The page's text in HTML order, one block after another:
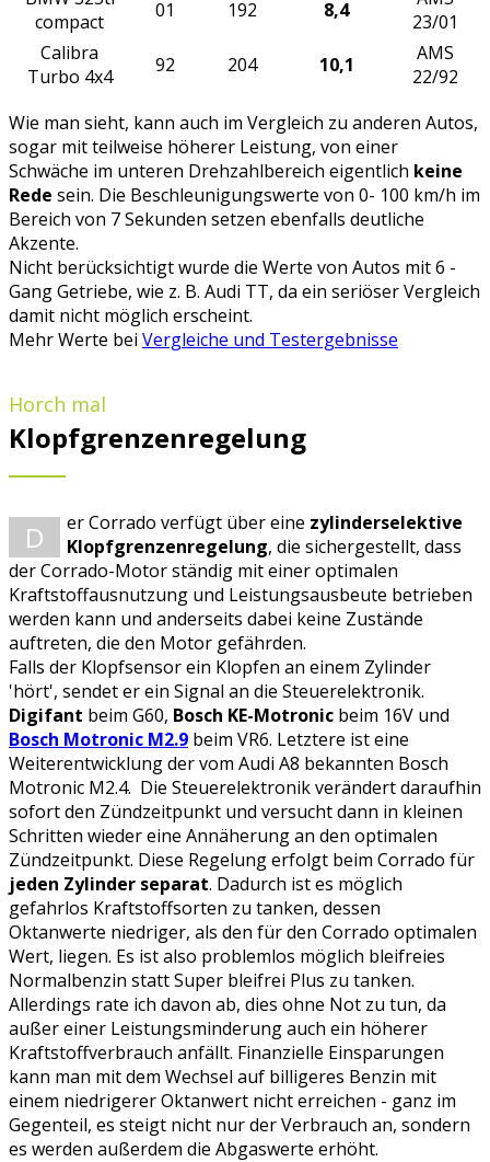
compact
01 192 8,4
23/01
Calibra
Turbo 4x4
92 204 10,1
AMS
22/92
Wie man sieht, kann auch im Vergleich zu anderen Autos,
sogar mit teilweise höherer Leistung, von einer
Schwäche im unteren Drehzahlbereich eigentlich keine
Rede sein. Die Beschleunigungswerte von 0- 100 km/h im
Bereich von 7 Sekunden setzen ebenfalls deutliche
Akzente.
Nicht berücksichtigt wurde die Werte von Autos mit 6 -
Gang Getriebe, wie z. B. Audi TT, da ein seriöser Vergleich
damit nicht möglich erscheint.
Mehr Werte bei Vergleiche und Testergebnisse
Horch mal
Klopfgrenzenregelung
D er Corrado verfügt über eine zylinderselektive
Klopfgrenzenregelung, die sichergestellt, dass
der Corrado-Motor ständig mit einer optimalen
Kraftstoffausnutzung und Leistungsausbeute betrieben
werden kann und anderseits dabei keine Zustände
auftreten, die den Motor gefährden.
Falls der Klopfsensor ein Klopfen an einem Zylinder
'hört', sendet er ein Signal an die Steuerelektronik.
Digifant beim G60, Bosch KE-Motronic beim 16V und
Bosch Motronic M2.9 beim VR6. Letztere ist eine
Weiterentwicklung der vom Audi A8 bekannten Bosch
Motronic M2.4. Die Steuerelektronik verändert daraufhin
sofort den Zündzeitpunkt und versucht dann in kleinen
Schritten wieder eine Annäherung an den optimalen
Zündzeitpunkt. Diese Regelung erfolgt beim Corrado für
jeden Zylinder separat. Dadurch ist es möglich
gefahrlos Kraftstoffsorten zu tanken, dessen
Oktanwerte niedriger, als den für den Corrado optimalen
Wert, liegen. Es ist also problemlos möglich bleifreies
Normalbenzin statt Super bleifrei Plus zu tanken.
Allerdings rate ich davon ab, dies ohne Not zu tun, da
außer einer Leistungsminderung auch ein höherer
Kraftstoffverbrauch anfällt. Finanzielle Einsparungen
kann man mit dem Wechsel auf billigeres Benzin mit
einem niedrigerer Oktanwert nicht erreichen - ganz im
Gegenteil, es steigt nicht nur der Verbrauch an, sondern
es werden außerdem die Abgaswerte erhöht.